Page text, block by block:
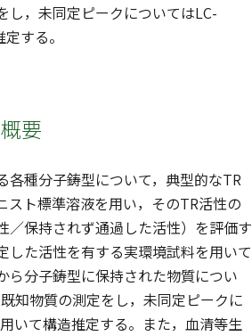
し，未同定ピークについてはLC-
する。
要
各種分子鋳型について，典型的なTR
スト標準溶液を用い，そのTR活性の
／保持されず通過した活性）を評価す
した活性を有する実環境試料を用いて
ら分子鋳型に保持された物質につい
知物質の測定をし，未同定ピークに
いて構造推定する。また，血清等生